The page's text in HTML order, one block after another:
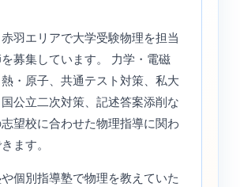
羽エリアで大学受験物理を担当
募集しています。 力学・電磁
・原子、共通テスト対策、私大
公立二次対策、記述答案添削な
望校に合わせた物理指導に関わ
ます。
個別指導塾で物理を教えていた